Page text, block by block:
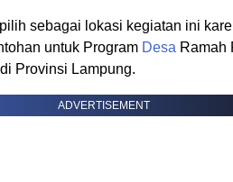
sebagai lokasi kegiatan ini
untuk Program Desa Ramah
Provinsi Lampung.
ADVERTISEMENT